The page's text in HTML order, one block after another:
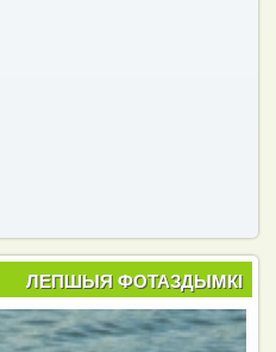
ЛЕПШЫЯ ФОТАЗДЫМКІ